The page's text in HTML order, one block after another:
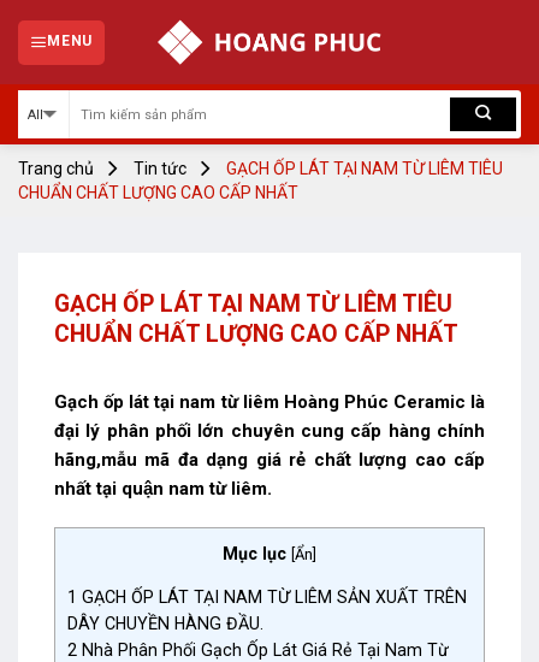
content
MENU
Trang chủ Tin tức
GẠCH ỐP LÁT TẠI NAM TỪ LIÊM TIÊU
CHUẨN CHẤT LƯỢNG CAO CẤP NHẤT
GẠCH ỐP LÁT TẠI NAM TỪ LIÊM TIÊU
CHUẨN CHẤT LƯỢNG CAO CẤP NHẤT
Gạch ốp lát tại nam từ liêm Hoàng Phúc Ceramic là
đại lý phân phối lớn chuyên cung cấp hàng chính
hãng,mẫu mã đa dạng giá rẻ chất lượng cao cấp
nhất tại quận nam từ liêm.
Mục lục Ẩn
1 GẠCH ỐP LÁT TẠI NAM TỪ LIÊM SẢN XUẤT TRÊN
DÂY CHUYỀN HÀNG ĐẦU.
2 Nhà Phân Phối Gạch Ốp Lát Giá Rẻ Tại Nam Từ